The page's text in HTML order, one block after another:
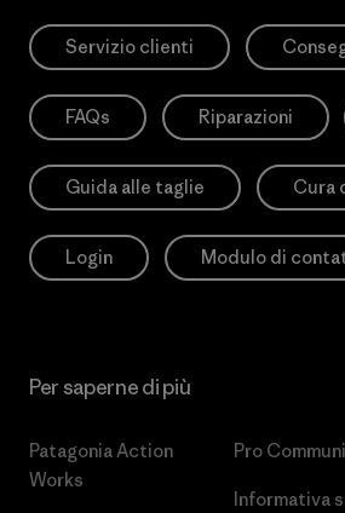
Servizio clienti
FAQs Riparazioni
Guida alle taglie Cura
Login Modulo di
Per saperne di più
Patagonia Action
Works
Pro
Informativa